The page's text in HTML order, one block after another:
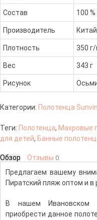
Состав 100
Производитель
Плотность 350
Вес 343 г
Рисунок
Категории: Полотенца
Теги: Полотенца, Махровые
для детей, Банные
Обзор Отзывы 0
Предлагаем вашему
Пиратский пляж оптом и
В нашем Ивановском
приобрести данное